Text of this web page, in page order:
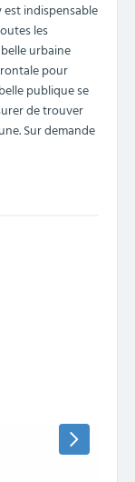
indispensable
les
urbaine
pour
publique se
de trouver
Sur demande